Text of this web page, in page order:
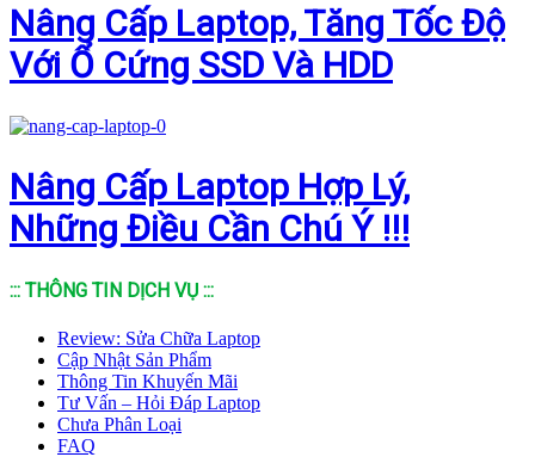
Nâng Cấp Laptop, Tăng Tốc Độ
Với Ổ Cứng SSD Và HDD
Nâng Cấp Laptop Hợp Lý,
Những Điều Cần Chú Ý !!!
::: THÔNG TIN DỊCH VỤ :::
Review: Sửa Chữa Laptop
Cập Nhật Sản Phẩm
Thông Tin Khuyến Mãi
Tư Vấn – Hỏi Đáp Laptop
Chưa Phân Loại
FAQ